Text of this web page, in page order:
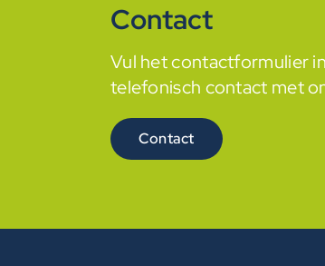
Contact
Vul het contactformulier
telefonisch contact met
Contact